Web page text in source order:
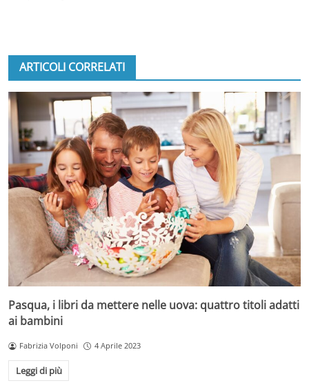
ARTICOLI CORRELATI
Pasqua, i libri da mettere nelle uova: quattro titoli adatti
ai bambini
Fabrizia Volponi 4 Aprile 2023
Leggi di più